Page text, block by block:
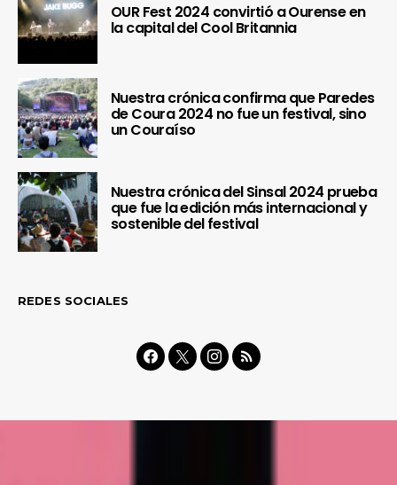
OUR Fest 2024 convirtió a Ourense en
la capital del Cool Britannia
Nuestra crónica confirma que Paredes
de Coura 2024 no fue un festival, sino
un Couraíso
Nuestra crónica del Sinsal 2024 prueba
que fue la edición más internacional y
sostenible del festival
REDES SOCIALES